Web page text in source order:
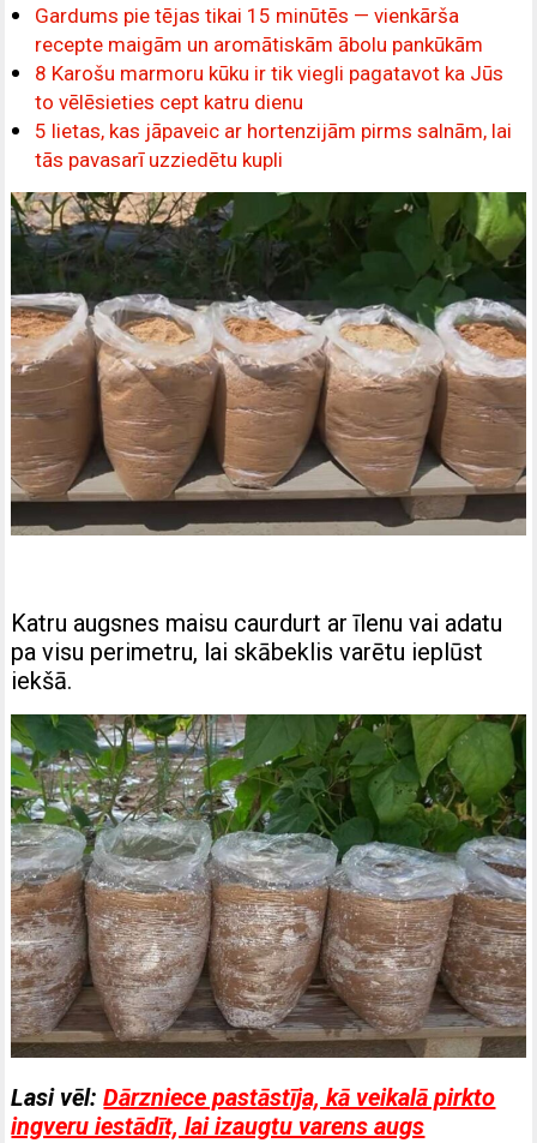
Gardums pie tējas tikai 15 minūtēs — vienkārša
recepte maigām un aromātiskām ābolu pankūkām
8 Karošu marmoru kūku ir tik viegli pagatavot ka Jūs
to vēlēsieties cept katru dienu
5 lietas, kas jāpaveic ar hortenzijām pirms salnām, lai
tās pavasarī uzziedētu kupli
Katru augsnes maisu caurdurt ar īlenu vai adatu
pa visu perimetru, lai skābeklis varētu ieplūst
iekšā.
Lasi vēl:Dārzniece pastāstīja, kā veikalā pirkto
ingveru iestādīt, lai izaugtu varens augs